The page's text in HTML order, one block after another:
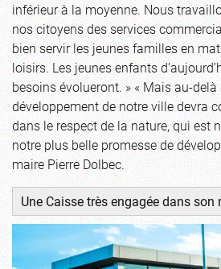
inférieur à la moyenne. Nous
nos citoyens des services
bien servir les jeunes familles en
loisirs. Les jeunes enfants
besoins évolueront. » « Mais au-delà
développement de notre ville devra
dans le respect de la nature, qui est
notre plus belle promesse de
maire Pierre Dolbec.
Une Caisse très engagée dans son